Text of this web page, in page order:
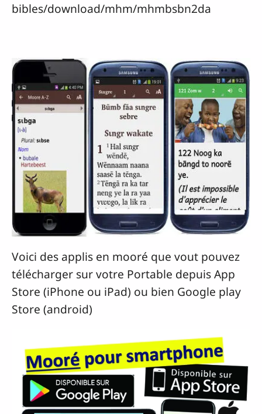
bibles/download/mhm/mhmbsbn2da
Voici des applis en mooré que vout pouvez
télécharger sur votre Portable depuis App
Store (iPhone ou iPad) ou bien Google play
Store (android)